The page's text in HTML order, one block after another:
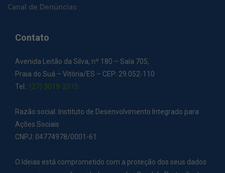
Canal de Denúncias
Contato
Avenida Leitão da Silva, nº 180 – Sala 705,
Praia do Suá – Vitória/ES – CEP: 29.052-110
Tel.: (27) 3019-2515
Razão social: Instituto de Desenvolvimento Integrado para
Ações Sociais
CNPJ: 04774978/0001-61
O Ideias está comprometido com a proteção dos seus dados